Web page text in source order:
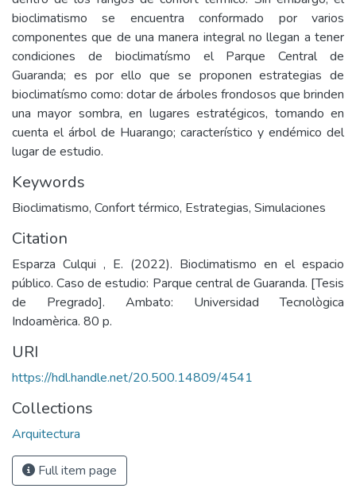
bioclimatismo se encuentra conformado por varios
componentes que de una manera integral no llegan a tener
condiciones de bioclimatísmo el Parque Central de
Guaranda; es por ello que se proponen estrategias de
bioclimatísmo como: dotar de árboles frondosos que brinden
una mayor sombra, en lugares estratégicos, tomando en
cuenta el árbol de Huarango; característico y endémico del
lugar de estudio.
Keywords
Bioclimatismo, Confort térmico, Estrategias, Simulaciones
Citation
Esparza Culqui , E. (2022). Bioclimatismo en el espacio
público. Caso de estudio: Parque central de Guaranda. [Tesis
de Pregrado]. Ambato: Universidad Tecnològica
Indoamèrica. 80 p.
URI
https://hdl.handle.net/20.500.14809/4541
Collections
Arquitectura
Full item page